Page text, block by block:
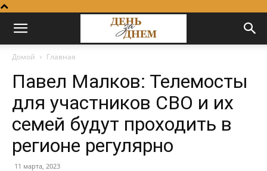
Домой Главная
Павел Малков: Телемосты
для участников СВО и их
семей будут проходить в
регионе регулярно
11 марта, 2023